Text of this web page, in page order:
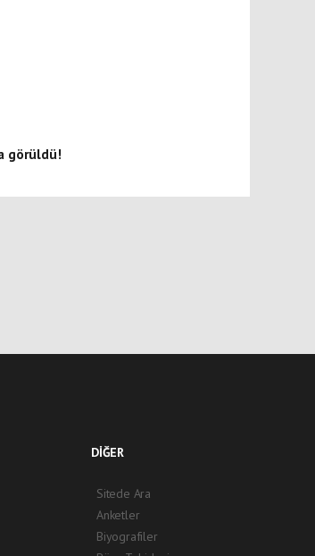
görüldü!
DİĞER
Sitede Ara
Anketler
Biyografiler